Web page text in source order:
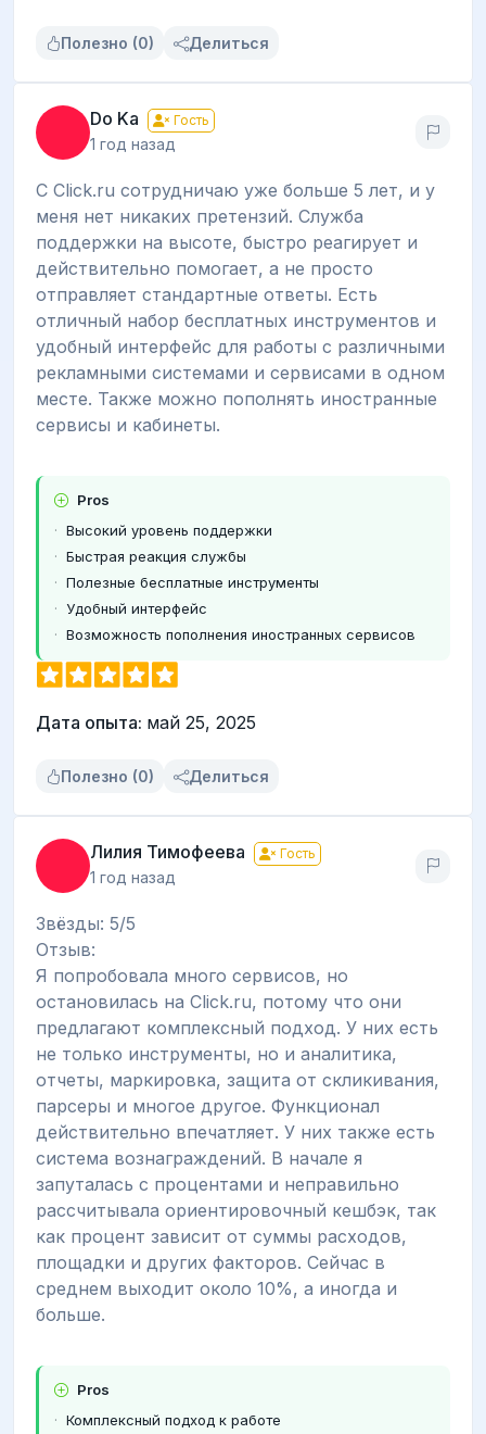
Полезно (0) Делиться
Do Ka Гость
1 год назад
С Click.ru сотрудничаю уже больше 5 лет, и у
меня нет никаких претензий. Служба
поддержки на высоте, быстро реагирует и
действительно помогает, а не просто
отправляет стандартные ответы. Есть
отличный набор бесплатных инструментов и
удобный интерфейс для работы с различными
рекламными системами и сервисами в одном
месте. Также можно пополнять иностранные
сервисы и кабинеты.
Pros
Высокий уровень поддержки
Быстрая реакция службы
Полезные бесплатные инструменты
Удобный интерфейс
Возможность пополнения иностранных сервисов
Дата опыта: май 25, 2025
Полезно (0) Делиться
Лилия Тимофеева Гость
1 год назад
Звёзды: 5/5
Отзыв:
Я попробовала много сервисов, но
остановилась на Click.ru, потому что они
предлагают комплексный подход. У них есть
не только инструменты, но и аналитика,
отчеты, маркировка, защита от скликивания,
парсеры и многое другое. Функционал
действительно впечатляет. У них также есть
система вознаграждений. В начале я
запуталась с процентами и неправильно
рассчитывала ориентировочный кешбэк, так
как процент зависит от суммы расходов,
площадки и других факторов. Сейчас в
среднем выходит около 10%, а иногда и
больше.
Pros
Комплексный подход к работе